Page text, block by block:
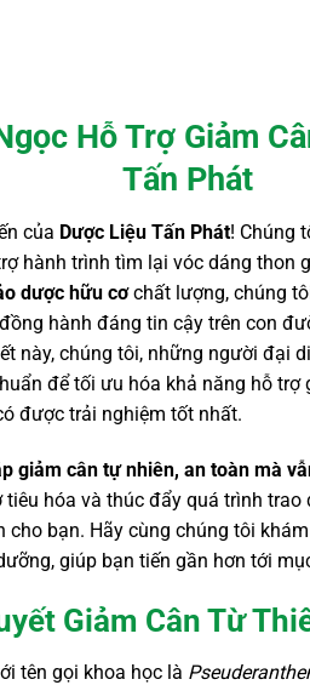
Hỗ Trợ Giảm
Tấn Phát
của Dược Liệu Tấn Phát! Chúng
hành trình tìm lại vóc dáng thon
dược hữu cơchất lượng, chúng
hành đáng tin cậy trên con
này, chúng tôi, những người đại
để tối ưu hóa khả năng hỗ
được trải nghiệm tốt nhất.
giảm cân tự nhiên, an toàn mà
hóa và thúc đẩy quá trình
bạn. Hãy cùng chúng tôi
giúp bạn tiến gần hơn tới
Giảm Cân Từ
tên gọi khoa học là